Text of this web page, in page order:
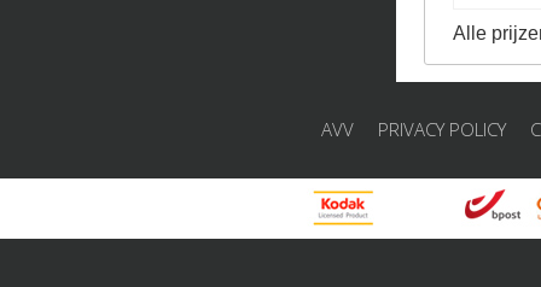
Alle
AVV PRIVACY POLICY